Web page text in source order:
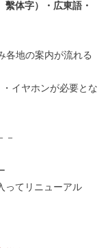
繫体字）・広東語・
各地の案内が流れる
イヤホンが必要とな
－
てリニューアル